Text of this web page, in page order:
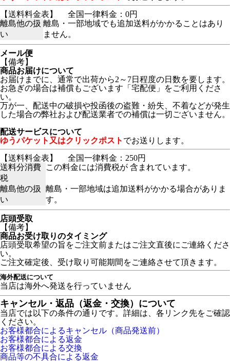
【送料料金表】
全国一律料金：0円
離島他の扱
い
離島・一部地域でも追加送料がかかることはあり
ません。
メール便
【備考】
商品お届けについて
お届けまでに、通常で出荷から2～7日程度の日数を要します。
お急ぎの場合は補償もございます「宅配便」をご利用くださ
い。
万が一、配送中の破損や投函後の盗難・紛失、不着などが発生
した場合の弊社および配送業者での補償は一切ございません。
配送サービスについて
ゆうパケット又はクリックポスト でお送りします。
【送料料金表】
全国一律料金：250円
送料分消費
税
この料金には消費税が 含まれています。
離島他の扱
い
離島・一部地域は追加送料がかかる場合がありま
す。
店頭受取
【備考】
商品お受け取りのタイミング
店頭受取希望の旨をご注文前またはご注文直後にご連絡くださ
い。
ご注文確定後、受け取り可能期間をご連絡させて頂きます。
海外配送について
当店は海外へ発送を行っていません
キャンセル・返品（返金・交換）について
当店では以下の条件の通りです。詳細は、各リンク先をご確認
ください。
お客様都合によるキャンセル（商品発送前）
お客様都合による返金
お客様都合による交換
商品等の不具合による返金